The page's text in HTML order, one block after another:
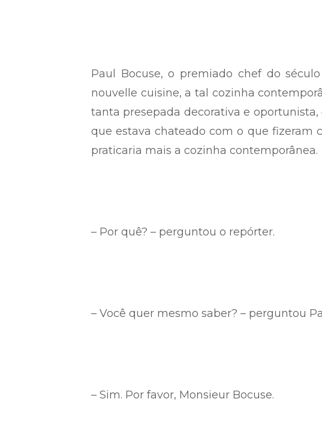
Paul Bocuse, o premiado chef do
nouvelle cuisine, a tal cozinha
tanta presepada decorativa e
que estava chateado com o que fizeram
praticaria mais a cozinha contemporânea.
– Por quê? – perguntou o repórter.
– Você quer mesmo saber? – perguntou
– Sim. Por favor, Monsieur Bocuse.